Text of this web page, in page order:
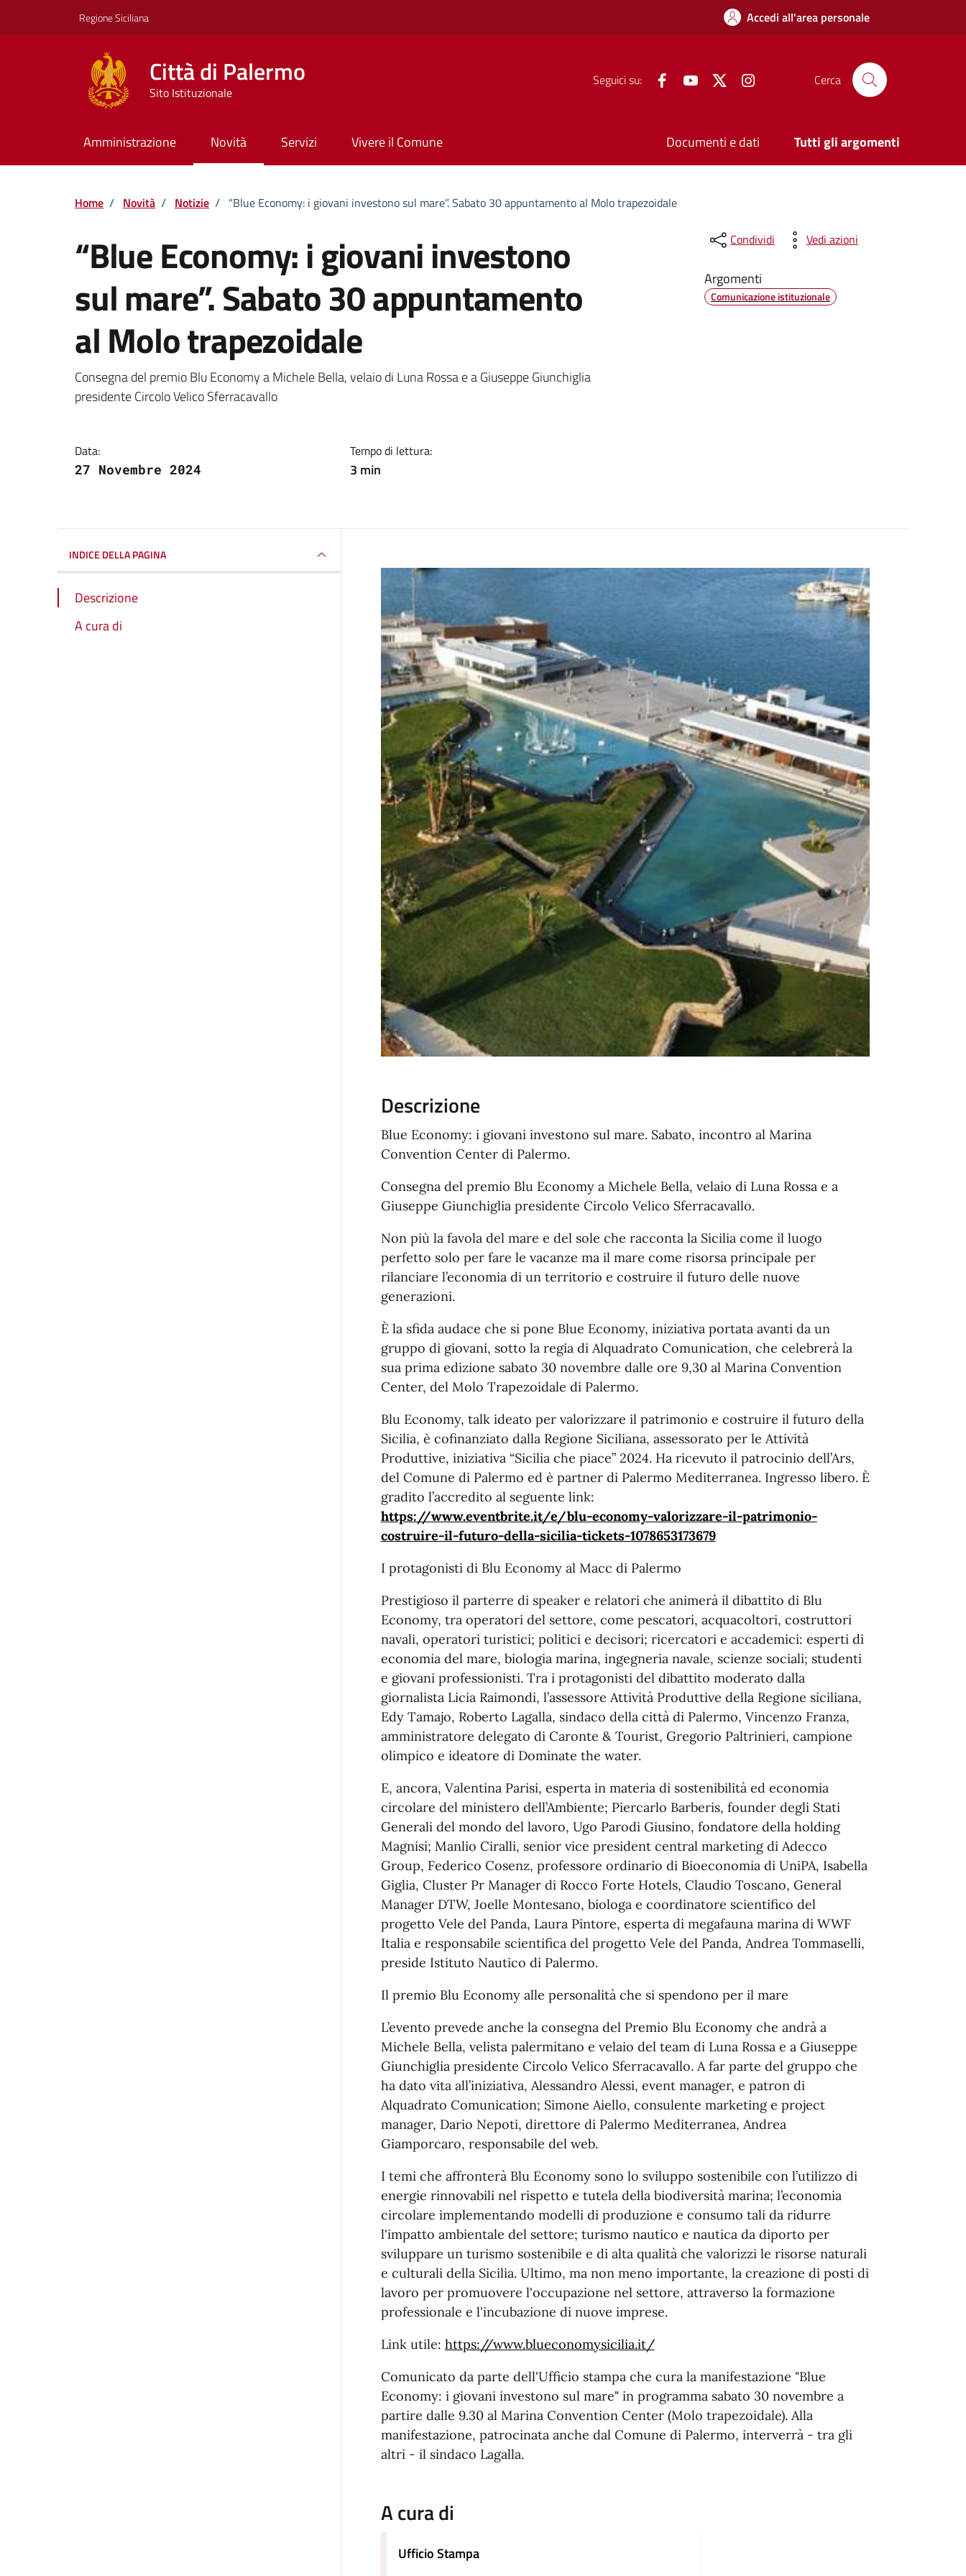
Regione Siciliana Accedi all'area personale
Città di Palermo
Sito Istituzionale
Seguici su: FacebookYouTube Twitter Cerca
Amministrazione Novità Servizi Vivere il Comune Documenti e dati Tutti gli argomenti
Home / Novità / Notizie / “Blue Economy: i giovani investono sul mare”. Sabato 30 appuntamento al Molo trapezoidale
“Blue Economy: i giovani investono
sul mare”. Sabato 30 appuntamento
al Molo trapezoidale
Dettagli della notizia
Consegna del premio Blu Economy a Michele Bella, velaio di Luna Rossa e a Giuseppe Giunchiglia
presidente Circolo Velico Sferracavallo
Data:
27 Novembre 2024
Tempo di lettura:
3 min
Condividi Vedi azioni
Argomenti
Comunicazione istituzionale
INDICE DELLA PAGINA
Descrizione
A cura di
Descrizione
Blue Economy: i giovani investono sul mare. Sabato, incontro al Marina
Convention Center di Palermo.
Consegna del premio Blu Economy a Michele Bella, velaio di Luna Rossa e a
Giuseppe Giunchiglia presidente Circolo Velico Sferracavallo.
Non più la favola del mare e del sole che racconta la Sicilia come il luogo
perfetto solo per fare le vacanze ma il mare come risorsa principale per
rilanciare l’economia di un territorio e costruire il futuro delle nuove
generazioni.
È la sfida audace che si pone Blue Economy, iniziativa portata avanti da un
gruppo di giovani, sotto la regia di Alquadrato Comunication, che celebrerà la
sua prima edizione sabato 30 novembre dalle ore 9,30 al Marina Convention
Center, del Molo Trapezoidale di Palermo.
Blu Economy, talk ideato per valorizzare il patrimonio e costruire il futuro della
Sicilia, è cofinanziato dalla Regione Siciliana, assessorato per le Attività
Produttive, iniziativa “Sicilia che piace” 2024. Ha ricevuto il patrocinio dell’Ars,
del Comune di Palermo ed è partner di Palermo Mediterranea. Ingresso libero. È
gradito l’accredito al seguente link:
https://www.eventbrite.it/e/blu-economy-valorizzare-il-patrimonio-
costruire-il-futuro-della-sicilia-tickets-1078653173679
I protagonisti di Blu Economy al Macc di Palermo
Prestigioso il parterre di speaker e relatori che animerà il dibattito di Blu
Economy, tra operatori del settore, come pescatori, acquacoltori, costruttori
navali, operatori turistici; politici e decisori; ricercatori e accademici: esperti di
economia del mare, biologia marina, ingegneria navale, scienze sociali; studenti
e giovani professionisti. Tra i protagonisti del dibattito moderato dalla
giornalista Licia Raimondi, l’assessore Attività Produttive della Regione siciliana,
Edy Tamajo, Roberto Lagalla, sindaco della città di Palermo, Vincenzo Franza,
amministratore delegato di Caronte & Tourist, Gregorio Paltrinieri, campione
olimpico e ideatore di Dominate the water.
E, ancora, Valentina Parisi, esperta in materia di sostenibilità ed economia
circolare del ministero dell’Ambiente; Piercarlo Barberis, founder degli Stati
Generali del mondo del lavoro, Ugo Parodi Giusino, fondatore della holding
Magnisi; Manlio Ciralli, senior vice president central marketing di Adecco
Group, Federico Cosenz, professore ordinario di Bioeconomia di UniPA, Isabella
Giglia, Cluster Pr Manager di Rocco Forte Hotels, Claudio Toscano, General
Manager DTW, Joelle Montesano, biologa e coordinatore scientifico del
progetto Vele del Panda, Laura Pintore, esperta di megafauna marina di WWF
Italia e responsabile scientifica del progetto Vele del Panda, Andrea Tommaselli,
preside Istituto Nautico di Palermo.
Il premio Blu Economy alle personalità che si spendono per il mare
L’evento prevede anche la consegna del Premio Blu Economy che andrà a
Michele Bella, velista palermitano e velaio del team di Luna Rossa e a Giuseppe
Giunchiglia presidente Circolo Velico Sferracavallo. A far parte del gruppo che
ha dato vita all’iniziativa, Alessandro Alessi, event manager, e patron di
Alquadrato Comunication; Simone Aiello, consulente marketing e project
manager, Dario Nepoti, direttore di Palermo Mediterranea, Andrea
Giamporcaro, responsabile del web.
I temi che affronterà Blu Economy sono lo sviluppo sostenibile con l’utilizzo di
energie rinnovabili nel rispetto e tutela della biodiversità marina; l’economia
circolare implementando modelli di produzione e consumo tali da ridurre
l'impatto ambientale del settore; turismo nautico e nautica da diporto per
sviluppare un turismo sostenibile e di alta qualità che valorizzi le risorse naturali
e culturali della Sicilia. Ultimo, ma non meno importante, la creazione di posti di
lavoro per promuovere l'occupazione nel settore, attraverso la formazione
professionale e l'incubazione di nuove imprese.
Link utile: https://www.blueconomysicilia.it/
Comunicato da parte dell'Ufficio stampa che cura la manifestazione "Blue
Economy: i giovani investono sul mare" in programma sabato 30 novembre a
partire dalle 9.30 al Marina Convention Center (Molo trapezoidale). Alla
manifestazione, patrocinata anche dal Comune di Palermo, interverrà - tra gli
altri - il sindaco Lagalla.
A cura di
Ufficio Stampa